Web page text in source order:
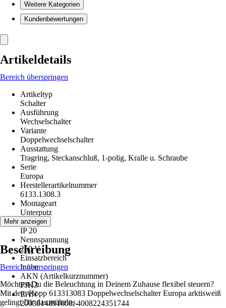
Weitere Kategorien
Kundenbewertungen
Artikeldetails
Bereich überspringen
Artikeltyp
Schalter
Ausführung
Wechselschalter
Variante
Doppelwechselschalter
Ausstattung
Tragring, Steckanschluß, 1-polig, Kralle u. Schraube
Serie
Europa
Herstellerartikelnummer
6133.1308.3
Montageart
Unterputz
Schutzart
IP 20
Nennspannung
250 V
Einsatzbereich
Innen
AKN (Artikelkurznummer)
FJK3
EAN
2003814891008, 4008224351744
Mehr anzeigen
Beschreibung
Bereich überspringen
Möchtest Du die Beleuchtung in Deinem Zuhause flexibel steuern?
Mit dem Kopp 613313083 Doppelwechselschalter Europa arktisweiß
gelingt Dir das mühelos.